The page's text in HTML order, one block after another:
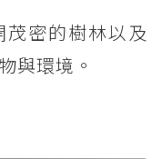
密的樹林以及
與環境。